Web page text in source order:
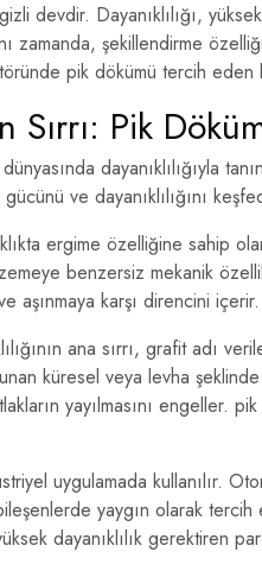
devdir. Dayanıklılığı,
zamanda, şekillendirme
pik dökümü tercih eden
Sırrı: Pik
dayanıklılığıyla
ve dayanıklılığını
ergime özelliğine sahip
benzersiz mekanik
aşınmaya karşı direncini içerir.
ana sırrı, grafit adı
küresel veya levha
yayılmasını engeller.
uygulamada kullanılır.
yaygın olarak
dayanıklılık gerektiren